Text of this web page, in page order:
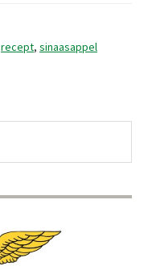
sinaasappel!
recept, sinaasappel